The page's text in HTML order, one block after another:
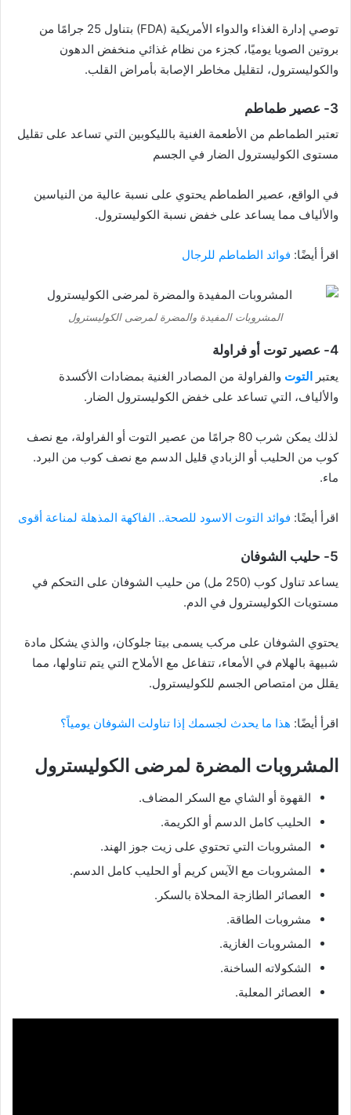
توصي إدارة الغذاء والدواء الأمريكية (FDA) بتناول 25 جرامًا من
بروتين الصويا يوميًا، كجزء من نظام غذائي منخفض الدهون
والكوليسترول، لتقليل مخاطر الإصابة بأمراض القلب.
3- عصير طماطم
تعتبر الطماطم من الأطعمة الغنية بالليكوبين التي تساعد على تقليل
مستوى الكوليسترول الضار في الجسم
في الواقع، عصير الطماطم يحتوي على نسبة عالية من النياسين
والألياف مما يساعد على خفض نسبة الكوليسترول.
اقرأ أيضًا: فوائد الطماطم للرجال
المشروبات المفيدة والمضرة لمرضى الكوليسترول
4- عصير توت أو فراولة
يعتبر التوت والفراولة من المصادر الغنية بمضادات الأكسدة
والألياف، التي تساعد على خفض الكوليسترول الضار.
لذلك يمكن شرب 80 جرامًا من عصير التوت أو الفراولة، مع نصف
كوب من الحليب أو الزبادي قليل الدسم مع نصف كوب من البرد.
ماء.
اقرأ أيضًا: فوائد التوت الاسود للصحة.. الفاكهة المذهلة لمناعة أقوى
5- حليب الشوفان
يساعد تناول كوب (250 مل) من حليب الشوفان على التحكم في
مستويات الكوليسترول في الدم.
يحتوي الشوفان على مركب يسمى بيتا جلوكان، والذي يشكل مادة
شبيهة بالهلام في الأمعاء، تتفاعل مع الأملاح التي يتم تناولها، مما
يقلل من امتصاص الجسم للكوليسترول.
اقرأ أيضًا: هذا ما يحدث لجسمك إذا تناولت الشوفان يومياً؟
المشروبات المضرة لمرضى الكوليسترول
القهوة أو الشاي مع السكر المضاف.
الحليب كامل الدسم أو الكريمة.
المشروبات التي تحتوي على زيت جوز الهند.
المشروبات مع الآيس كريم أو الحليب كامل الدسم.
العصائر الطازجة المحلاة بالسكر.
مشروبات الطاقة.
المشروبات الغازية.
الشكولاته الساخنة.
العصائر المعلبة.